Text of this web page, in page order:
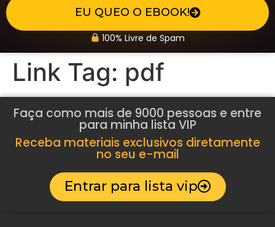
EU QUEO O EBOOK!
100% Livre de Spam
Link Tag: pdf
Faça como mais de 9000 pessoas e entre
para minha lista VIP
Receba materiais exclusivos diretamente
no seu e-mail
Entrar para lista vip